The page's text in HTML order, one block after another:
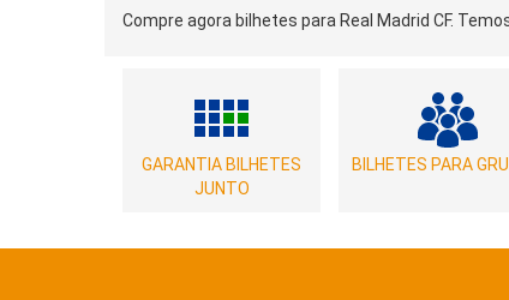
Compre agora bilhetes para Real Madrid CF.
GARANTIA BILHETES
JUNTO
BILHETES PARA